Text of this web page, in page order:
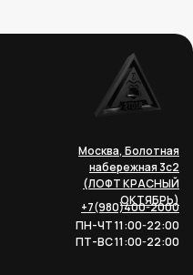
Москва, Болотная
набережная 3с2
(ЛОФТ КРАСНЫЙ
ОКТЯБРЬ)
+7(980)400-2000
ПН-ЧТ 11:00-22:00
ПТ-ВС 11:00-22:00